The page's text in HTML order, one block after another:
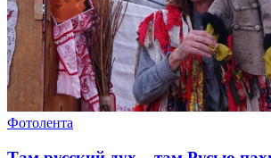
Фотолента